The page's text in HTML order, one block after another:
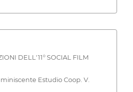
DELL'11° SOCIAL FILM
Estudio Coop. V.